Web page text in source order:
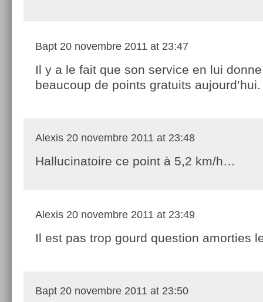
Bapt 20 novembre 2011 at 23:47
Il y a le fait que son service en lui
beaucoup de points gratuits aujourd’hui.
Alexis 20 novembre 2011 at 23:48
Hallucinatoire ce point à 5,2 km/h…
Alexis 20 novembre 2011 at 23:49
Il est pas trop gourd question amorties
Bapt 20 novembre 2011 at 23:50